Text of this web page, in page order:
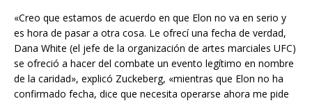
«Creo que estamos de acuerdo en que Elon no va en serio y
es hora de pasar a otra cosa. Le ofrecí una fecha de verdad,
Dana White (el jefe de la organización de artes marciales UFC)
se ofreció a hacer del combate un evento legítimo en nombre
de la caridad», explicó Zuckeberg, «mientras que Elon no ha
confirmado fecha, dice que necesita operarse ahora me pide